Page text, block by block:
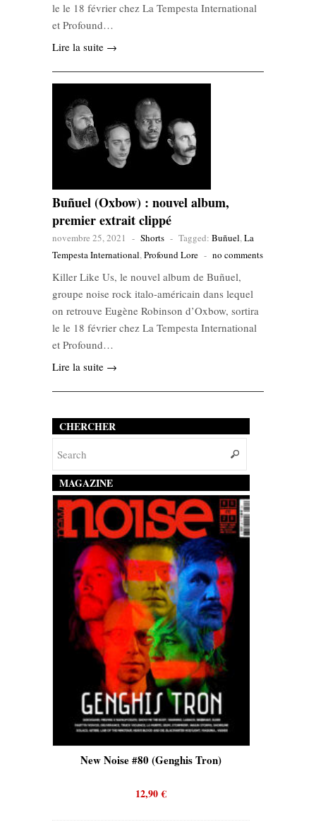
le le 18 février chez La Tempesta International
et Profound…
Lire la suite →
Buñuel (Oxbow) : nouvel album,
premier extrait clippé
novembre 25, 2021 - Shorts - Tagged: Buñuel,La
Tempesta International,Profound Lore - no comments
Killer Like Us, le nouvel album de Buñuel,
groupe noise rock italo-américain dans lequel
on retrouve Eugène Robinson d’Oxbow, sortira
le le 18 février chez La Tempesta International
et Profound…
Lire la suite →
CHERCHER
MAGAZINE
#80 (Genghis Tron) New Noise #80 (Quicksand)